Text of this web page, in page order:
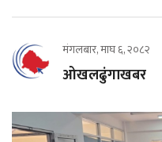
मंगलबार, माघ ६, २०८२
ओखलढुंगाखबर